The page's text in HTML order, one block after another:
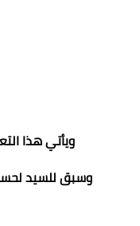
ويأتي هذا
وسبق للسيد